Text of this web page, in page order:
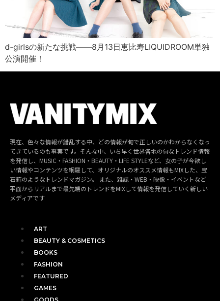
d-girlsの新たな挑戦――8月13日恵比寿LIQUIDROOM単独
公演開催！
現在、色々な情報が錯乱する中、どの情報が旬で正しいのかわからなくなっ
てきているのも事実です。そんな中、いち早く世界各地の旬なトレンド情報
を発信し、MUSIC・FASHION・BEAUTY・LIFE STYLEなど、女の子が今欲し
い情報やコンテンツを網羅して、オリジナルのオススメ情報もMIXした、宝
石箱のようなトレンドマガジン。 また、雑誌・WEB・映像・イベントなど
平面からリアルまで最先端のトレンドをMIXして情報を発信していく新しい
メディアです
ART
BEAUTY & COSMETICS
BOOKS
FASHION
FEATURED
GAMES